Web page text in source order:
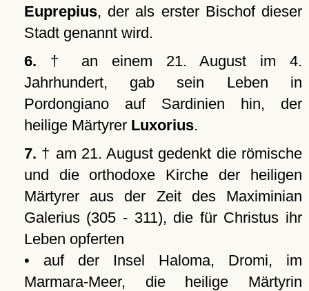
Euprepius, der als erster Bischof dieser
Stadt genannt wird.
6. † an einem 21. August im 4.
Jahrhundert, gab sein Leben in
Pordongiano auf Sardinien hin, der
heilige Märtyrer Luxorius.
7. † am 21. August gedenkt die römische
und die orthodoxe Kirche der heiligen
Märtyrer aus der Zeit des Maximinian
Galerius (305 - 311), die für Christus ihr
Leben opferten
• auf der Insel Haloma, Dromi, im
Marmara-Meer, die heilige Märtyrin